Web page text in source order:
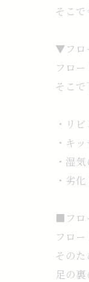
そこ
▼フロ
フロ
そこ
・リ
・キ
・湿
・劣
■フロ
フロ
その
足の